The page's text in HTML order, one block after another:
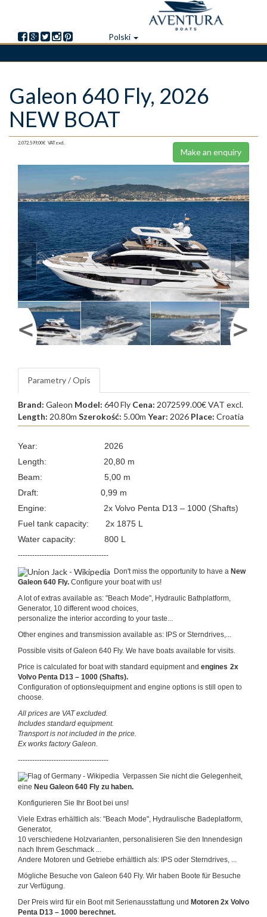
main
content
Polski
Galeon 640 Fly, 2026
NEW BOAT
Make an enquiry
2.072.599,00€ VAT excl.
Parametry / Opis
Brand: Galeon Model: 640 Fly Cena: 2072599.00€ VAT excl.
Length: 20.80m Szerokość: 5.00m Year: 2026 Place: Croatia
Year: 2026
Length: 20,80 m
Beam: 5,00 m
Draft: 0,99 m
Engine: 2x Volvo Penta D13 – 1000 (Shafts)
Fuel tank capacity: 2x 1875 L
Water capacity: 800 L
--------------------------------------
Don't miss the opportunity to have a New
Galeon 640 Fly. Configure your boat with us!
A lot of extras available as: "Beach Mode", Hydraulic Bathplatform,
Generator, 10 different wood choices,
personalize the interior according to your taste...
Other engines and transmission available as: IPS or Sterndrives,...
Possible visits of Galeon 640 Fly. We have boats available for visits.
Price is calculated for boat with standard equipment and engines 2x
Volvo Penta D13 – 1000 (Shafts).
Configuration of options/equipment and engine options is still open to
choose.
All prices are VAT excluded.
Includes standard equipment.
Transport is not included in the price.
Ex works factory Galeon.
--------------------------------------
Verpassen Sie nicht die Gelegenheit,
eine Neu Galeon 640 Fly zu haben.
Konfigurieren Sie Ihr Boot bei uns!
Viele Extras erhältlich als: "Beach Mode", Hydraulische Badeplatform,
Generator,
10 verschiedene Holzvarianten, personalisieren Sie den Innendesign
nach Ihrem Geschmack ...
Andere Motoren und Getriebe erhältlich als: IPS oder Sterndrives, ...
Mögliche Besuche von Galeon 640 Fly. Wir haben Boote für Besuche
zur Verfügung.
Der Preis wird für ein Boot mit Serienausstattung und Motoren 2x Volvo
Penta D13 – 1000 berechnet.